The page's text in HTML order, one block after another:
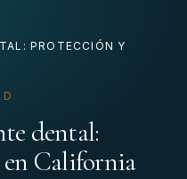
PROTECCIÓN Y
dental:
en California